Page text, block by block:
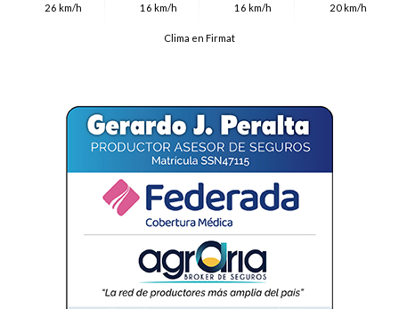
26 km/h
16 km/h
16 km/h
20 km/h
Clima en Firmat